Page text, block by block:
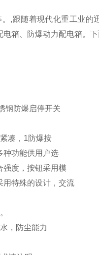
,跟随着现代化重工业
箱、防爆动力配电箱。
钢防爆启停开关
凑，1防爆按
种功能供用户选
强度，按钮采用模
用特殊的设计，交流
，防尘能力